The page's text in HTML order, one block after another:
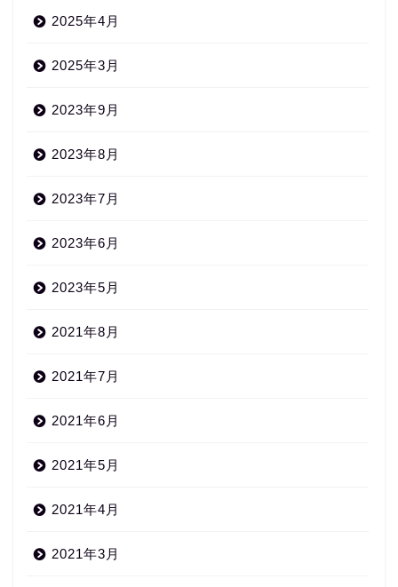
2025年4月
2025年3月
2023年9月
2023年8月
2023年7月
2023年6月
2023年5月
2021年8月
2021年7月
2021年6月
2021年5月
2021年4月
2021年3月